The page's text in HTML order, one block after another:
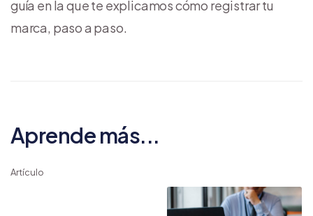
guía en la que te explicamos cómo registrar tu
marca, paso a paso.
Aprende más...
Artículo